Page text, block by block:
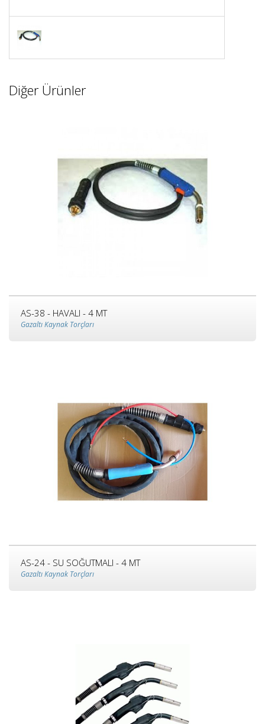
Diğer Ürünler
AS-38 - HAVALI - 4 MT
Gazaltı Kaynak Torçları
AS-24 - SU SOĞUTMALI - 4 MT
Gazaltı Kaynak Torçları